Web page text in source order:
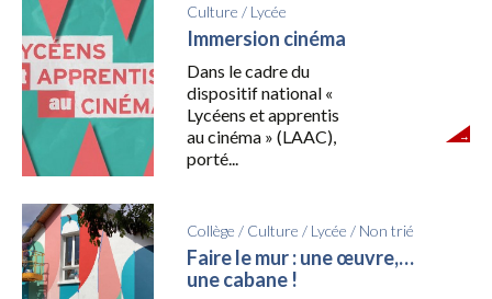
Culture / Lycée
Immersion cinéma
Dans le cadre du
dispositif national «
Lycéens et apprentis
au cinéma » (LAAC),
porté...
Collège / Culture / Lycée / Non trié
Faire le mur : une œuvre,…
une cabane !